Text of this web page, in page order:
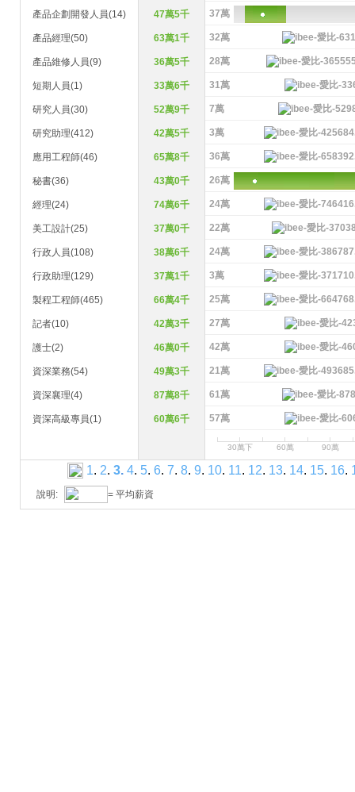
產品企劃開發人員(14) 47萬5千 37萬
產品經理(50) 63萬1千 32萬
產品維修人員(9) 36萬5千 28萬
短期人員(1) 33萬6千 31萬
研究人員(30) 52萬9千 7萬
研究助理(412) 42萬5千 3萬
應用工程師(46) 65萬8千 36萬
秘書(36) 43萬0千 26萬
經理(24) 74萬6千 24萬
美工設計(25) 37萬0千 22萬
行政人員(108) 38萬6千 24萬
行政助理(129) 37萬1千 3萬
製程工程師(465) 66萬4千 25萬
記者(10) 42萬3千 27萬
護士(2) 46萬0千 42萬
資深業務(54) 49萬3千 21萬
資深襄理(4) 87萬8千 61萬
資深高級專員(1) 60萬6千 57萬
30萬下 60萬 90萬
1. 2. 3. 4. 5. 6. 7. 8. 9. 10. 11. 12. 13. 14. 15. 16.
說明: = 平均薪資